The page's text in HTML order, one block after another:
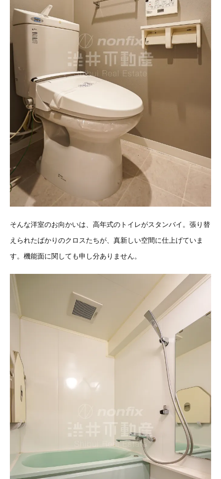
そんな洋室のお向かいは、高年式のトイレがスタンバイ。張り替
えられたばかりのクロスたちが、真新しい空間に仕上げていま
す。機能面に関しても申し分ありません。